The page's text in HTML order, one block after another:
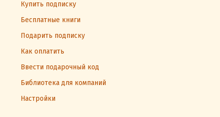
Купить подписку
Бесплатные книги
Подарить подписку
Как оплатить
Ввести подарочный код
Библиотека для компаний
Настройки